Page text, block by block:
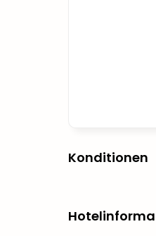
Konditionen